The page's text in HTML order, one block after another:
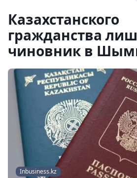
Казахстанского
гражданства
чиновник в
Inbusiness.kz